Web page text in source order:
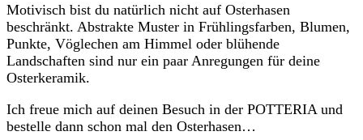
Motivisch bist du natürlich nicht auf Osterhasen
beschränkt. Abstrakte Muster in Frühlingsfarben, Blumen,
Punkte, Vöglechen am Himmel oder blühende
Landschaften sind nur ein paar Anregungen für deine
Osterkeramik.
Ich freue mich auf deinen Besuch in der POTTERIA und
bestelle dann schon mal den Osterhasen…